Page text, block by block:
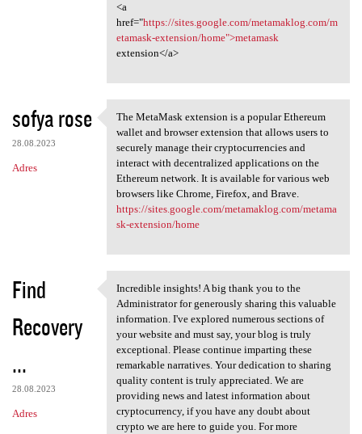
<a
href="https://sites.google.com/metamaklog.com/m
etamask-extension/home">metamask
extension</a>
sofya rose
28.08.2023
Adres
The MetaMask extension is a
The MetaMask extension is a popular Ethereum
wallet and browser extension that allows users to
securely manage their cryptocurrencies and
interact with decentralized applications on the
Ethereum network. It is available for various web
browsers like Chrome, Firefox, and Brave.
https://sites.google.com/metamaklog.com/metama
sk-extension/home
Find
Recovery
...
28.08.2023
Adres
Incredible insights! A big
Incredible insights! A big thank you to the
Administrator for generously sharing this valuable
information. I've explored numerous sections of
your website and must say, your blog is truly
exceptional. Please continue imparting these
remarkable narratives. Your dedication to sharing
quality content is truly appreciated. We are
providing news and latest information about
cryptocurrency, if you have any doubt about
crypto we are here to guide you. For more